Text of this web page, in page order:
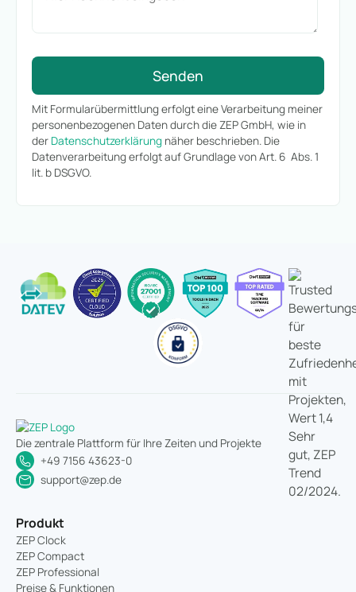
Mit Formularübermittlung erfolgt eine Verarbeitung meiner
personenbezogenen Daten durch die ZEP GmbH, wie in
der Datenschutzerklärung näher beschrieben. Die
Datenverarbeitung erfolgt auf Grundlage von Art. 6 Abs. 1
lit. b DSGVO.
Die zentrale Plattform für Ihre Zeiten und Projekte
+49 7156 43623-0
support@zep.de
Produkt
ZEP Clock
ZEP Compact
ZEP Professional
Preise & Funktionen